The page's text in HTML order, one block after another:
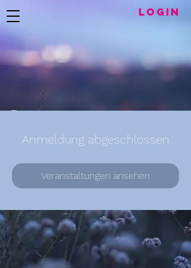
LogIN
Anmeldung abgeschlossen
Veranstaltungen ansehen